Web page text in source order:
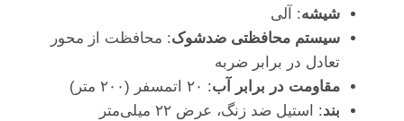
شیشه: آلی
سیستم محافظتی ضدشوک: محافظت از محور
تعادل در برابر ضربه
مقاومت در برابر آب: ۲۰ اتمسفر (۲۰۰ متر)
بند: استیل ضد زنگ، عرض ۲۲ میلی‌متر